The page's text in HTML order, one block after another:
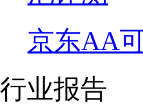
京东AA
行业报告